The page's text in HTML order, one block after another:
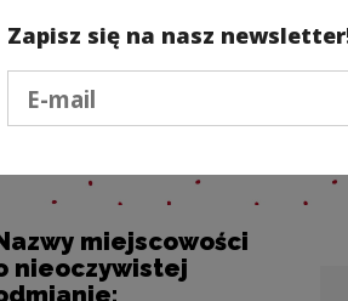
miejscowości
nieoczywistej
Zapisz się na nasz